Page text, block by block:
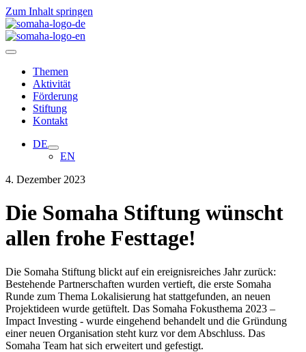
Zum Inhalt springen
Themen
Aktivität
Förderung
Stiftung
Kontakt
DE
EN
4. Dezember 2023
Die Somaha Stiftung wünscht
allen frohe Festtage!
Die Somaha Stiftung blickt auf ein ereignisreiches Jahr zurück:
Bestehende Partnerschaften wurden vertieft, die erste Somaha
Runde zum Thema Lokalisierung hat stattgefunden, an neuen
Projektideen wurde getüftelt. Das Somaha Fokusthema 2023 –
Impact Investing - wurde eingehend behandelt und die Gründung
einer neuen Organisation steht kurz vor dem Abschluss. Das
Somaha Team hat sich erweitert und gefestigt.